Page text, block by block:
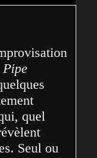
Pipe
quel
Seul ou